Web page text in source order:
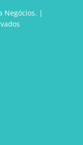
Negócios. |